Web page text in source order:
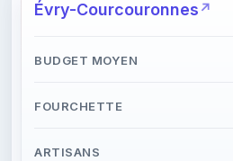
Évry-Courcouronnes